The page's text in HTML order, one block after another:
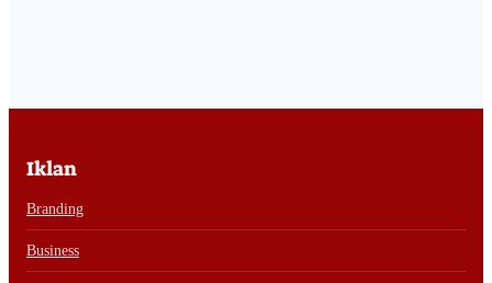
Iklan
Branding
Business